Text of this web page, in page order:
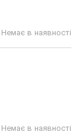
Немає в наявності
Немає в наявності